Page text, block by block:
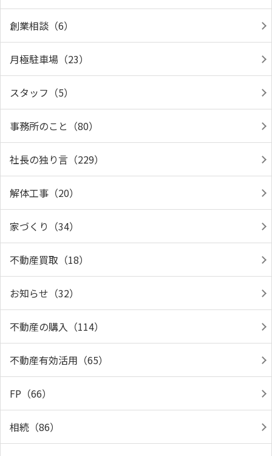
創業相談（6）
月極駐車場（23）
スタッフ（5）
事務所のこと（80）
社長の独り言（229）
解体工事（20）
家づくり（34）
不動産買取（18）
お知らせ（32）
不動産の購入（114）
不動産有効活用（65）
FP（66）
相続（86）